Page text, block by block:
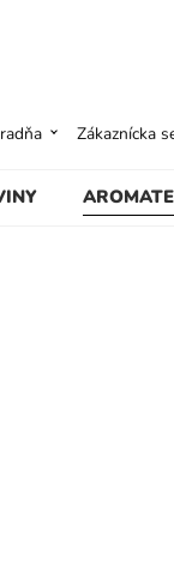
Zákaznícka